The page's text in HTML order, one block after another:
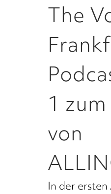
The
1
von
In der ersten